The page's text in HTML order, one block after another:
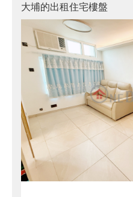
大埔的出租住宅樓盤